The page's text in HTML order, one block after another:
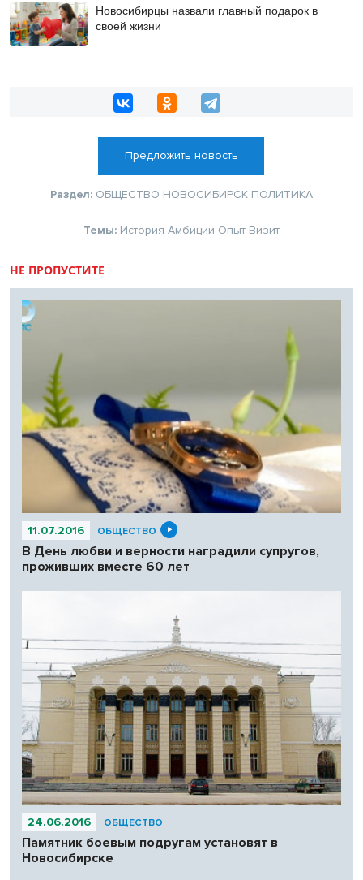
Новосибирцы назвали главный подарок в
своей жизни
Предложить новость
Раздел: ОБЩЕСТВО НОВОСИБИРСК ПОЛИТИКА
Темы: История Амбиции Опыт Визит
НЕ ПРОПУСТИТЕ
11.07.2016 ОБЩЕСТВО
В День любви и верности наградили супругов,
проживших вместе 60 лет
24.06.2016 ОБЩЕСТВО
Памятник боевым подругам установят в
Новосибирске